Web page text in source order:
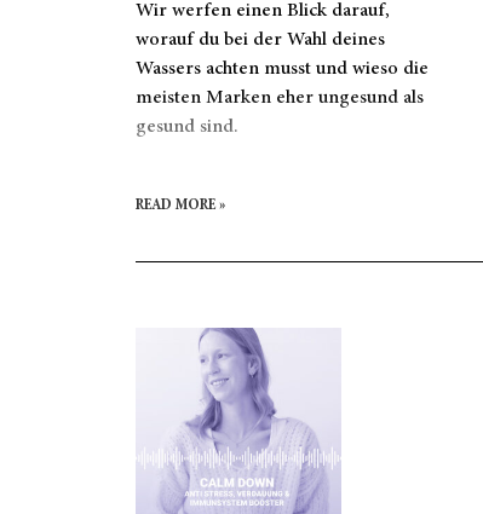
Wir werfen einen Blick darauf,
worauf du bei der Wahl deines
Wassers achten musst und wieso die
meisten Marken eher ungesund als
gesund sind.
READ MORE »